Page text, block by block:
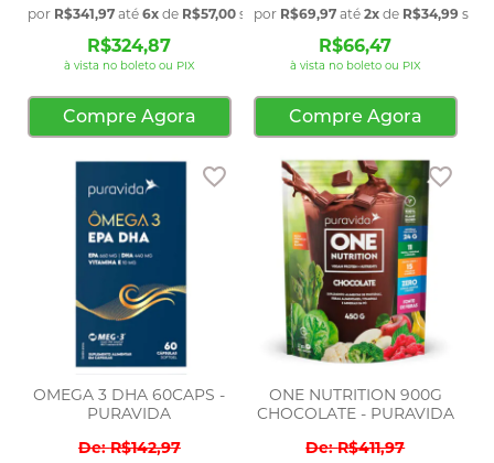
por R$341,97 até 6x de R$57,00 sem juros
R$324,87
à vista no boleto ou PIX
Compre Agora
por R$69,97até 2xde R$34,99 sem
R$66,47
à vista no boleto ou PIX
Compre Agora
OMEGA 3 DHA 60CAPS -
PURAVIDA
R$142,97
Adicionar aos favoritos
ONE NUTRITION 900G
CHOCOLATE - PURAVIDA
R$411,97